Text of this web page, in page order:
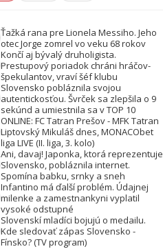
Ťažká rana pre Lionela Messiho. Jeho
otec Jorge zomrel vo veku 68 rokov
Končí aj bývalý druholigista.
Prestupový poriadok chráni hráčov-
špekulantov, vraví šéf klubu
Slovensko pobláznila svojou
autentickosťou. Švrček sa zlepšila o 9
sekúnd a umiestnila sa v TOP 10
ONLINE: FC Tatran Prešov - MFK Tatran
Liptovský Mikuláš dnes, MONACObet
liga LIVE (II. liga, 3. kolo)
Ani, davaj! Japonka, ktorá reprezentuje
Slovensko, pobláznila internet.
Spomína babku, srnky a sneh
Infantino má ďalší problém. Údajnej
milenke a zamestnankyni vyplatil
vysoké odstupné
Slovenskí mladíci bojujú o medailu.
Kde sledovať zápas Slovensko -
Fínsko? (TV program)